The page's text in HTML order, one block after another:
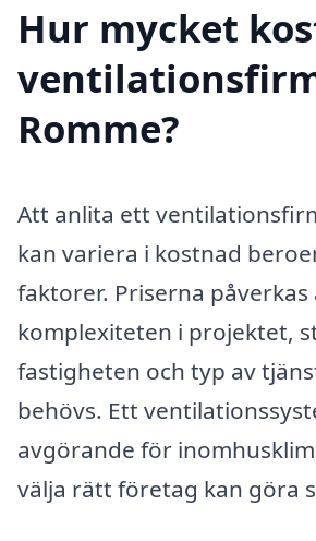
Hur mycket
Romme?
Att anlita ett
kan variera i kostnad
faktorer. Priserna påverkas
komplexiteten i projektet,
fastigheten och typ av
behövs. Ett
avgörande för
välja rätt företag kan göra